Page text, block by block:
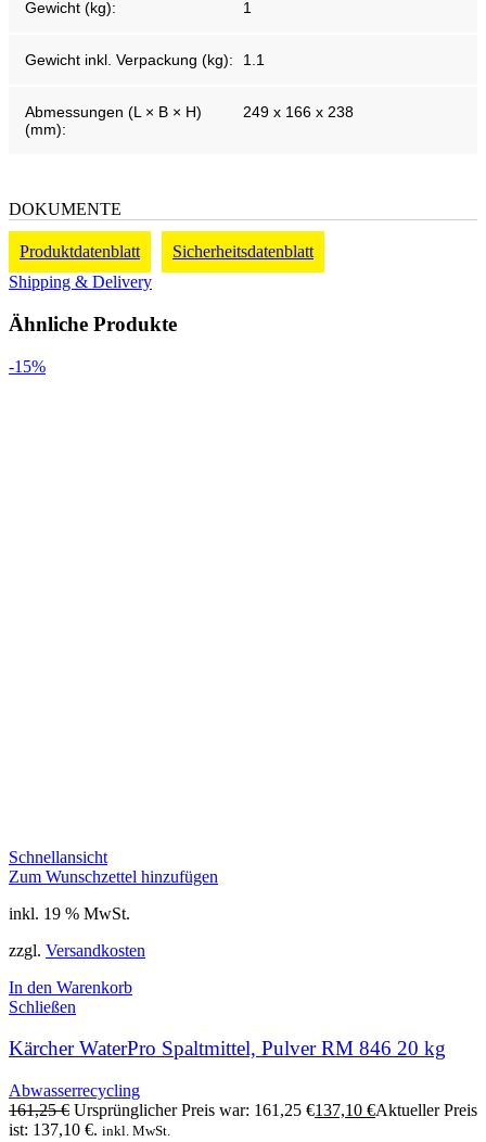
Gewicht (kg): 1
Gewicht inkl. Verpackung (kg): 1.1
Abmessungen (L × B × H)
(mm):
249 x 166 x 238
DOKUMENTE
Produktdatenblatt
Sicherheitsdatenblatt
Shipping & Delivery
Ähnliche Produkte
-15%
Schnellansicht
Zum Wunschzettel hinzufügen
inkl. 19 % MwSt.
zzgl. Versandkosten
In den Warenkorb
Schließen
Kärcher WaterPro Spaltmittel, Pulver RM 846 20 kg
Abwasserrecycling
161,25€ Ursprünglicher Preis war: 161,25 €137,10 €Aktueller Preis
ist: 137,10 €. inkl. MwSt.